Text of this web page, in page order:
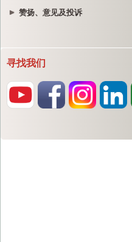
赞扬、意见及投诉
寻找我们